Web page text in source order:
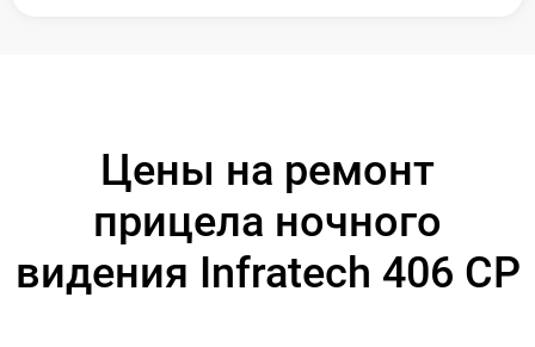
Цены на ремонт
прицела ночного
видения Infratech 406 СР